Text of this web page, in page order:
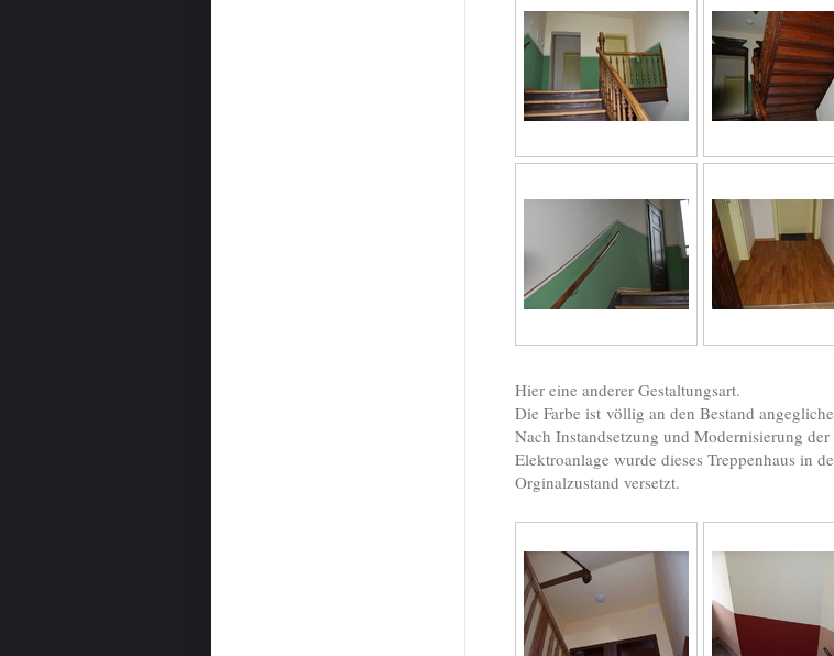
Hier eine anderer Gestaltungsart.
Die Farbe ist völlig an den Bestand
Nach Instandsetzung und Modernisierung
Elektroanlage wurde dieses Treppenhaus in
Orginalzustand versetzt.